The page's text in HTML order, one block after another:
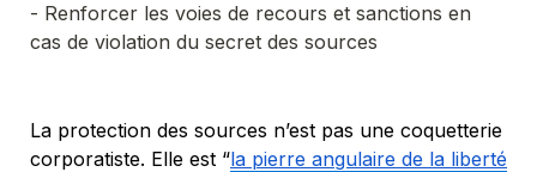
- Renforcer les voies de recours et sanctions en
cas de violation du secret des sources
La protection des sources n’est pas une coquetterie
corporatiste. Elle est “la pierre angulaire de la liberté